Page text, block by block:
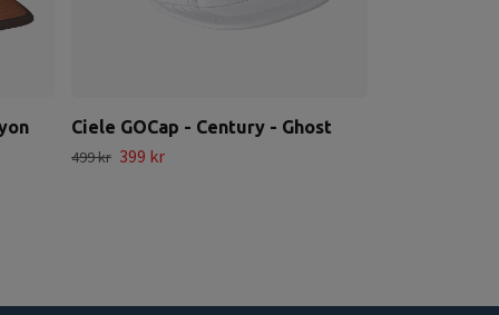
Ciele GOCap - Century - Ghost
499 kr 399 kr